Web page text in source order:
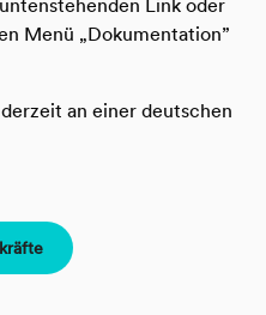
Link oder
Menü „Dokumentation”
an einer deutschen